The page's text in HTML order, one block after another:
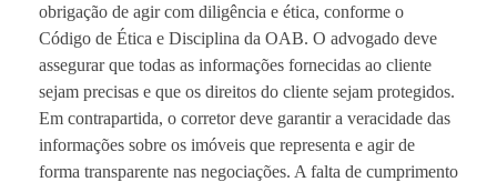
obrigação de agir com diligência e ética, conforme o
Código de Ética e Disciplina da OAB. O advogado deve
assegurar que todas as informações fornecidas ao cliente
sejam precisas e que os direitos do cliente sejam protegidos.
Em contrapartida, o corretor deve garantir a veracidade das
informações sobre os imóveis que representa e agir de
forma transparente nas negociações. A falta de cumprimento